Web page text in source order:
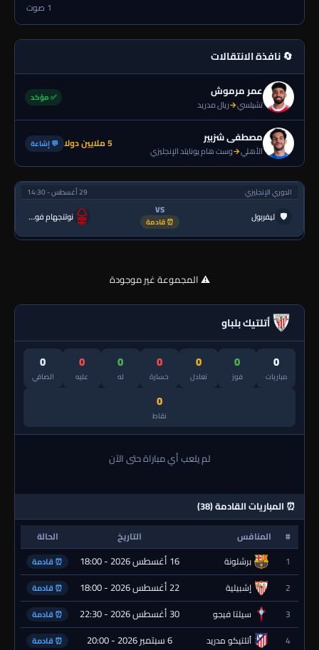
1 صوت
🔄 نافذة الانتقالات
عمر مرموش
تشيلسي→ريال مدريد
✅ مؤكد
مصطفى شزبير
الأهلي→وست هام يونايتد الإنجليزي 5 ملايين دولا 💬 إشاعة
الدوري الإنجليزي 29 أغسطس - 14:30
🛡 ليفربول VS
⏰ قادمة نوتنجهام فورست
⚠️ المجموعة غير موجودة
أتلتيك بلباو
0
مباريات
0
فوز
0
تعادل
0
خسارة
0
له
0
عليه
0
الصافي
0
نقاط
لم يلعب أي مباراة حتى الآن
⏰ المباريات القادمة (38)
# المنافس التاريخ
الحالة
1
برشلونة 16 أغسطس 2026 - 18:00 ⏰ قادمة
2 إشبيلية 22 أغسطس 2026 - 18:00 ⏰ قادمة
3 سيلتا فيجو 30 أغسطس 2026 - 22:30 ⏰ قادمة
4 أتلتيكو مدريد 6 سبتمبر 2026 - 20:00 ⏰ قادمة